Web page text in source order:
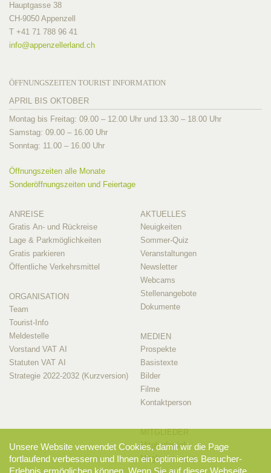
Hauptgasse 38
CH-9050 Appenzell
T +41 71 788 96 41
info@appenzellerland.ch
ÖFFNUNGSZEITEN TOURIST INFORMATION
APRIL BIS OKTOBER
Montag bis Freitag: 09.00 – 12.00 Uhr und 13.30 – 18.00 Uhr
Samstag: 09.00 – 16.00 Uhr
Sonntag: 11.00 – 16.00 Uhr
Öffnungszeiten alle Monate
Sonderöffnungszeiten und Feiertage
ANREISE
Gratis An- und Rückreise
Lage & Parkmöglichkeiten
Gratis parkieren
Öffentliche Verkehrsmittel
ORGANISATION
Team
Tourist-Info
Meldestelle
Vorstand VAT AI
Statuten VAT AI
Strategie 2022-2032 (Kurzversion)
AKTUELLES
Neuigkeiten
Sommer-Quiz
Veranstaltungen
Newsletter
Webcams
Stellenangebote
Dokumente
MEDIEN
Prospekte
Basistexte
Bilder
Filme
Kontaktperson
Mitglieder-Info
Mitglieder-Login
Unsere Website verwendet Cookies, damit wir die Page
fortlaufend verbessern und Ihnen ein optimiertes Besucher-
Erlebnis ermöglichen können. Wenn Sie auf dieser Webseite